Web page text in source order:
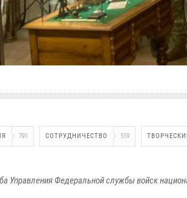
791 СОТРУДНИЧЕСТВО 519
Управления Федеральной службы войск